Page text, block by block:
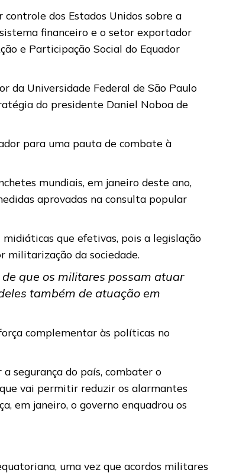
dos Estados Unidos sobre a
financeiro e o setor exportador
e Participação Social do Equador
da Universidade Federal de São Paulo
do presidente Daniel Noboa de
para uma pauta de combate à
mundiais, em janeiro deste ano,
aprovadas na consulta popular
que efetivas, pois a legislação
militarização da sociedade.
que os militares possam atuar
também de atuação em
complementar às políticas no
segurança do país, combater o
vai permitir reduzir os alarmantes
em janeiro, o governo enquadrou os
uma vez que acordos militares